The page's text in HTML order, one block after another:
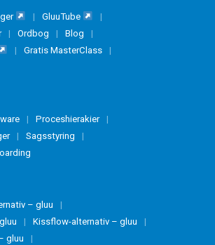
GluuTube
Ordbog
Blog
Gratis MasterClass
Proceshierakier
Sagsstyring
– gluu
Kissflow-alternativ – gluu
gluu